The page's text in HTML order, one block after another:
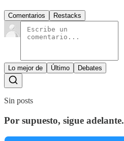
Comentarios Restacks
Lo mejor de Último Debates
Sin posts
Por supuesto, sigue adelante.